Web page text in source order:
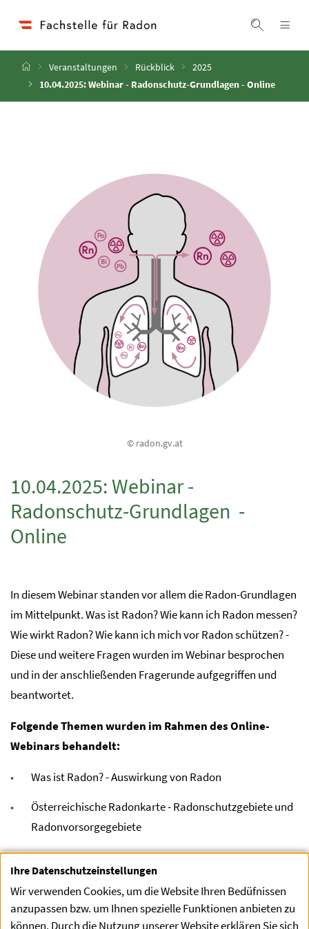
Suche
StartseiteVeranstaltungen Rückblick
2025
10.04.2025: Webinar - Radonschutz-Grundlagen - Online
© radon.gv.at
10.04.2025: Webinar -
Radonschutz-Grundlagen -
Online
In diesem Webinar standen vor allem die Radon-Grundlagen
im Mittelpunkt. Was ist Radon? Wie kann ich Radon messen?
Wie wirkt Radon? Wie kann ich mich vor Radon schützen? -
Diese und weitere Fragen wurden im Webinar besprochen
und in der anschließenden Fragerunde aufgegriffen und
beantwortet.
Folgende Themen wurden im Rahmen des Online-
Webinars behandelt:
Was ist Radon? - Auswirkung von Radon
Österreichische Radonkarte - Radonschutzgebiete und
Radonvorsorgegebiete
Radonmessung
Radonschutz zu Hause und am Arbeitsplatz
Wo erhalte ich weiterführende Informationen und
Ihre Datenschutzeinstellungen
Wir verwenden Cookies, um die Website Ihren Bedüfnissen
anzupassen bzw. um Ihnen spezielle Funktionen anbieten zu
können. Durch die Nutzung unserer Website erklären Sie sich